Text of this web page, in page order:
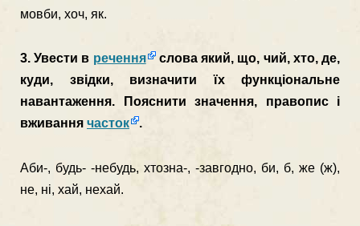
мов­би, хоч, як.
3. Увести в речення
слова який, що, чий, хто, де,
куди, звідки, визначити їх функціональне
навантаження. Пояснити значення, правопис і
вживання часток .
Аби-, будь- -небудь, хтозна-, -завгодно, би, б, же (ж),
не, ні, хай, нехай.